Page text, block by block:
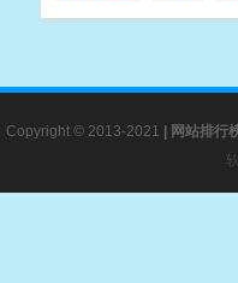
Copyright © 2013-2021 网站排行